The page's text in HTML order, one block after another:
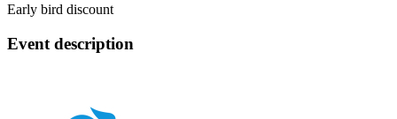
Early bird discount
Event description